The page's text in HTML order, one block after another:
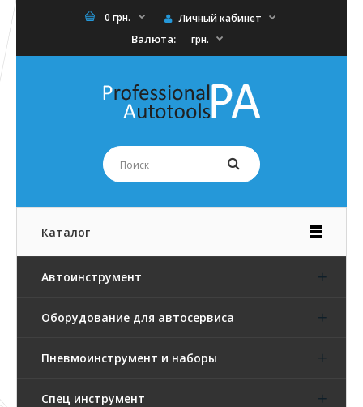
0 грн. Личный кабинет
Валюта: грн.
Каталог
Автоинструмент
Оборудование для автосервиса
Пневмоинструмент и наборы
Спец инструмент